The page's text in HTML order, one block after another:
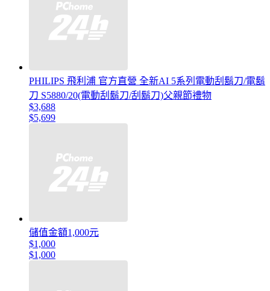
PHILIPS 飛利浦 官方直營 全新AI 5系列電動刮鬍刀/電鬍
刀 S5880/20(電動刮鬍刀/刮鬍刀)父親節禮物
$3,688
$5,699
儲值金額1,000元
$1,000
$1,000